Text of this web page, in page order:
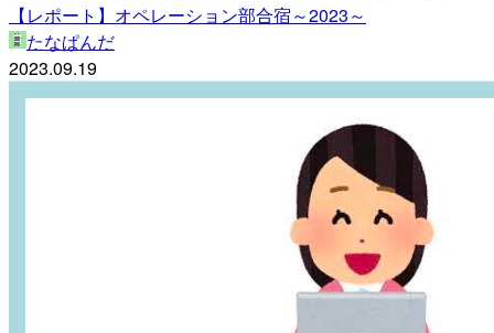
【レポート】オペレーション部合宿～2023～
たなぱんだ
2023.09.19